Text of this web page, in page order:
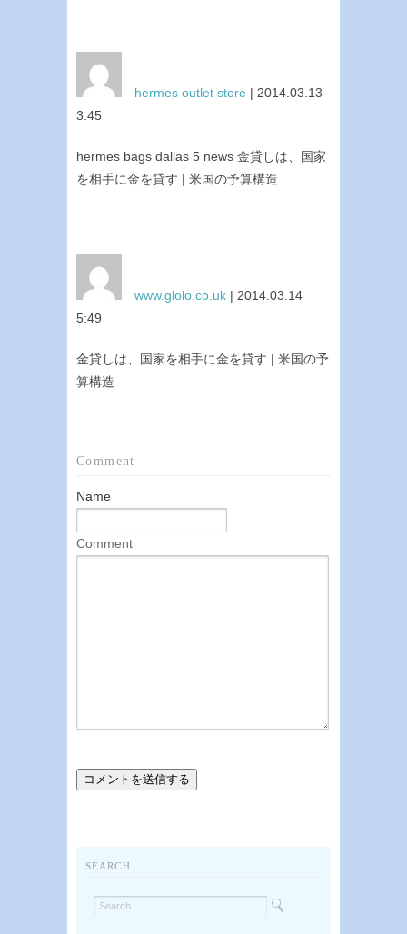
hermes outlet store | 2014.03.13
3:45
hermes bags dallas 5 news 金貸しは、国家
を相手に金を貸す | 米国の予算構造
www.glolo.co.uk | 2014.03.14
5:49
金貸しは、国家を相手に金を貸す | 米国の予
算構造
Comment
Name
Comment
SEARCH